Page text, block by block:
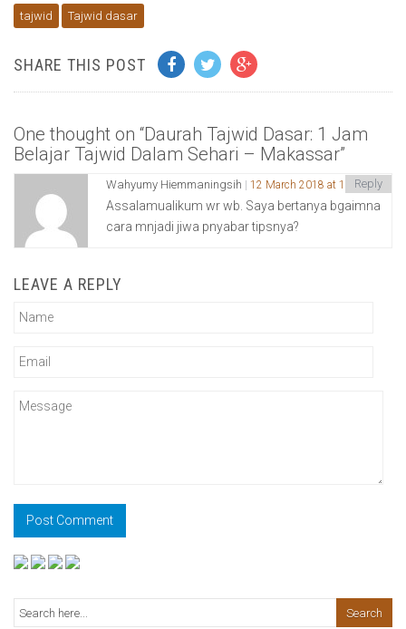
tajwid Tajwid dasar
SHARE THIS POST
One thought on “Daurah Tajwid Dasar: 1 Jam
Belajar Tajwid Dalam Sehari – Makassar”
Wahyumy Hiemmaningsih 12 March 2018 at 10:49 am
Assalamualikum wr wb. Saya bertanya bgaimna
cara mnjadi jiwa pnyabar tipsnya?
Reply
LEAVE A REPLY